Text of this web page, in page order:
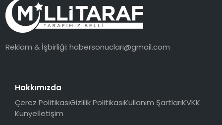
Reklam & İşbirliği:habersonuclari@gmail.com
Hakkımızda
Çerez PolitikasıGizlilik PolitikasıKullanım ŞartlarıKVKK
Künyeİletişim